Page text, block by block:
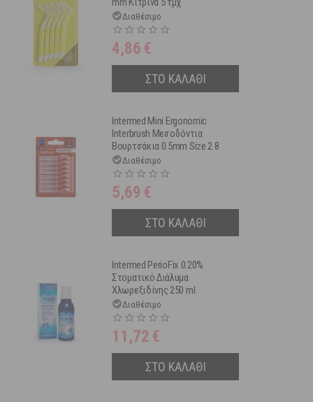
Διαθέσιμο
4,86 €
ΣΤΟ ΚΑΛΑΘΙ
Intermed Mini Ergonomic
Interbrush Μεσοδόντια
Βουρτσάκια 0.5mm Size 2 8
τμχΔιαθέσιμο
5,69 €
ΣΤΟ ΚΑΛΑΘΙ
Intermed PerioFix 0.20%
Στοματικό Διάλυμα
Χλωρεξιδίνης 250 ml
Διαθέσιμο
11,72 €
ΣΤΟ ΚΑΛΑΘΙ